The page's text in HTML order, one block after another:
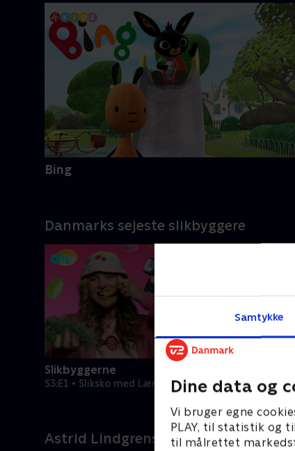
Samtykke
Dine data og
Vi bruger egne
PLAY, til statistik og
til målrettet
Bing
Danmarks sejeste slikbyggere
Slikbyggerne
S3:E1 • Sliksko med Lærke Sejer S3:E2
Astrid Lindgrens børneunivers